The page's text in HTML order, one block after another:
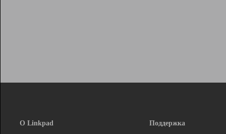
О Linkpad
Поддержка